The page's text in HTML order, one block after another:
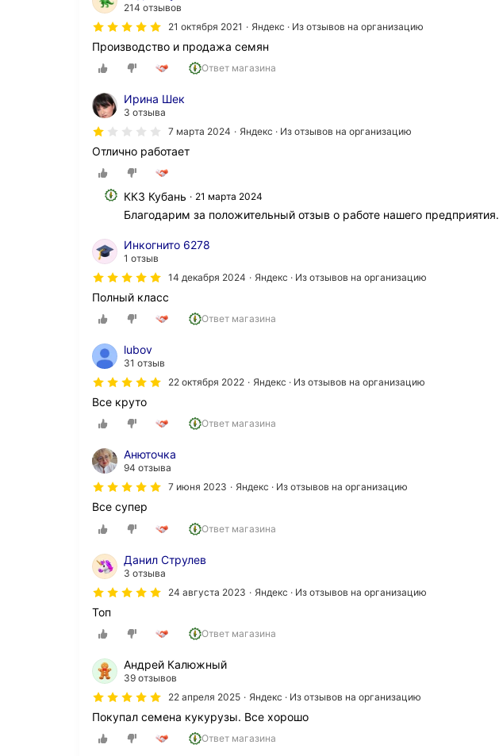
214 отзывов
21 октября 2021
Яндекс · Из отзывов на организацию
Производство и продажа семян
Ответ магазина
Ирина Шек
3 отзыва
7 марта 2024
Яндекс · Из отзывов на организацию
Отлично работает
ККЗ Кубань 21 марта 2024
Благодарим за положительный отзыв о работе нашего предприятия.
Инкогнито 6278
1 отзыв
14 декабря 2024
Яндекс · Из отзывов на организацию
Полный класс
Ответ магазина
lubov
31 отзыв
22 октября 2022
Яндекс · Из отзывов на организацию
Все круто
Ответ магазина
Анюточка
94 отзыва
7 июня 2023
Яндекс · Из отзывов на организацию
Все супер
Ответ магазина
Данил Струлев
3 отзыва
24 августа 2023
Яндекс · Из отзывов на организацию
Топ
Ответ магазина
Андрей Калюжный
39 отзывов
22 апреля 2025
Яндекс · Из отзывов на организацию
Покупал семена кукурузы. Все хорошо
Ответ магазина